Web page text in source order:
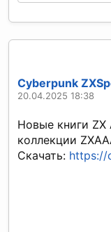
Cyberpunk
20.04.2025 18:38
Новые книги ZX
коллекции
Скачать: https://